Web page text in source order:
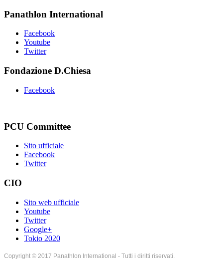
Panathlon International
Facebook
Youtube
Twitter
Fondazione D.Chiesa
Facebook
PCU Committee
Sito ufficiale
Facebook
Twitter
CIO
Sito web ufficiale
Youtube
Twitter
Google+
Tokio 2020
Copyright © 2017 Panathlon International - Tutti i diritti riservati.